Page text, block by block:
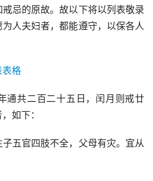
忌的原故。故以下将以列表敬录
人夫妇者，都能遵守，以保各人
表格
通共二百二十五日，闰月则戒廿
如下：
五官四肢不全，父母有灾。宜从